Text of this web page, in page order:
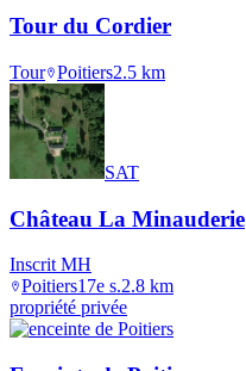
Tour du Cordier
Tour Poitiers2.5 km
SAT
Château La Minauderie
Inscrit MH
Poitiers17e s.2.8 km
propriété privée